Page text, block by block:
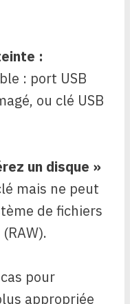
:
: port USB
ou clé USB
un disque »
mais ne peut
de fichiers
pour
appropriée